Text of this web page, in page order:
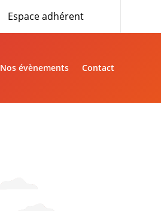
Espace adhérent
Nos évènements Contact